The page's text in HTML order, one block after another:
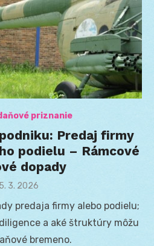
priznanie
Predaj firmy
podielu – Rámcové
dopady
Posted
5. 3. 2026
predaja firmy alebo podielu;
a aké štruktúry môžu
bremeno.